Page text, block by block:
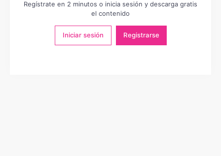
Regístrate en 2 minutos o inicia sesión y descarga gratis
el contenido
Iniciar sesión Registrarse